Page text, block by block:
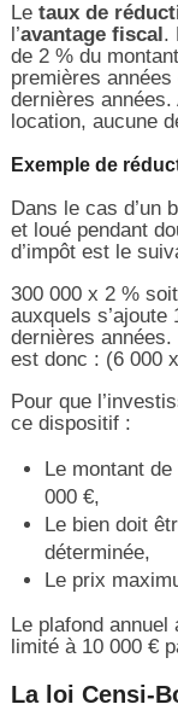
Le taux de
l’avantage fiscal .
de 2 % du
premières
dernières
location, aucune
Exemple de
Dans le cas d’un
et loué pendant
d’impôt est le
300 000 x 2 %
auxquels
dernières
est donc : (6 000
Pour que
ce dispositif :
Le montant
000 €,
Le bien doit
déterminée,
Le prix
Le plafond
limité à 10 000 €
La loi Censi-